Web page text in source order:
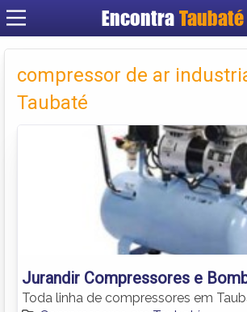
EncontraTaubaté
Cadastrar
Criar conta
compressor de ar
Taubaté
Jurandir Compressores e
Toda linha de compressores em